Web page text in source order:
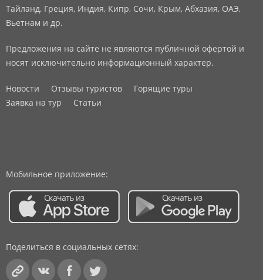
Тайланд, Греция, Индия, Кипр, Сочи, Крым, Абхазия, ОАЭ,
Вьетнам и др.
Предложения на сайте не являются публичной офертой и
носят исключительно информационный характер.
Новости Отзывы туристов
Горящие туры
Заявка на тур
Статьи
Мобильное приложение:
Поделиться в социальных сетях: